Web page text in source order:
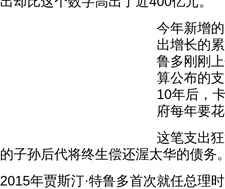
今年新增
出增长的
鲁多刚刚
算公布的
10年后，
府每年要
这笔支出
的子孙后代将终生偿还渥太华的债务
2015年贾斯汀·特鲁多首次就任总理